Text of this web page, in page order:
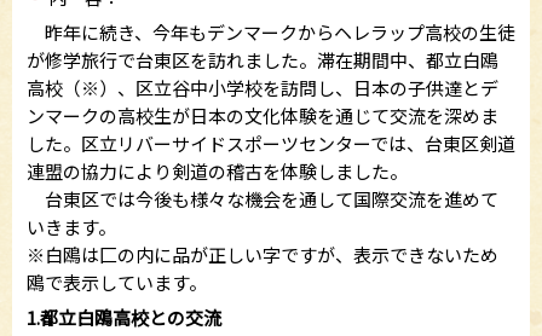
昨年に続き、今年もデンマークからヘレラップ高校の生徒
が修学旅行で台東区を訪れました。滞在期間中、都立白鴎
高校（※）、区立谷中小学校を訪問し、日本の子供達とデ
ンマークの高校生が日本の文化体験を通じて交流を深めま
した。区立リバーサイドスポーツセンターでは、台東区剣道
連盟の協力により剣道の稽古を体験しました。
台東区では今後も様々な機会を通して国際交流を進めて
いきます。
※白鴎は匚の内に品が正しい字ですが、表示できないため
鴎で表示しています。
1.都立白鴎高校との交流